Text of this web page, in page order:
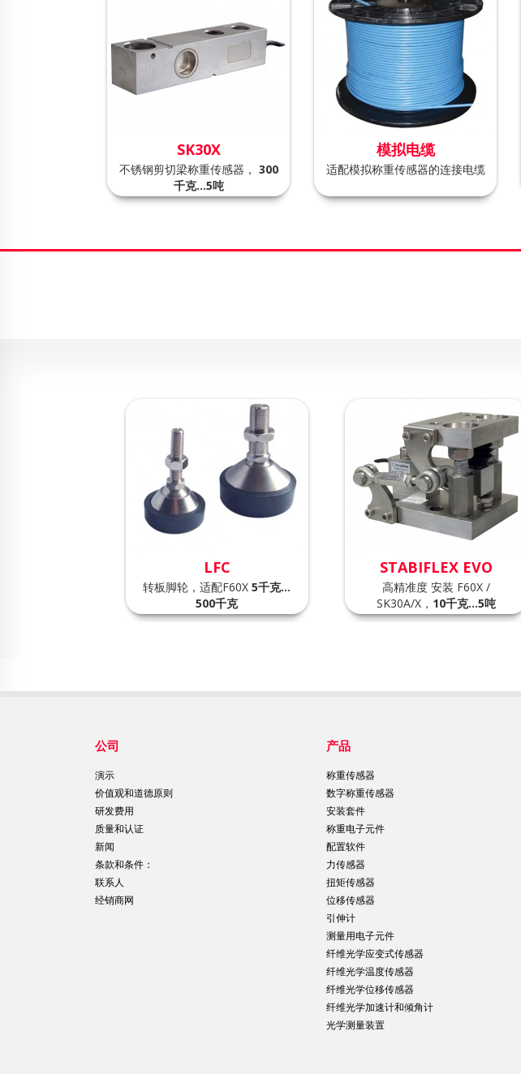
SK30X
不锈钢剪切梁称重传感器， 300
千克…5吨
模拟电缆
适配模拟称重传感器的连接电缆
LFC
转板脚轮，适配F60X 5千克…
500千克
STABIFLEX EVO
高精准度 安装 F60X /
SK30A/X， 10千克…5吨
公司
演示
价值观和道德原则
研发费用
质量和认证
新闻
条款和条件：
联系人
经销商网
产品
称重传感器
数字称重传感器
安装套件
称重电子元件
配置软件
力传感器
扭矩传感器
位移传感器
引伸计
测量用电子元件
纤维光学应变式传感器
纤维光学温度传感器
纤维光学位移传感器
纤维光学加速计和倾角计
光学测量装置